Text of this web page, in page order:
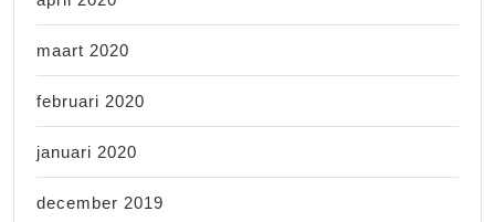
maart 2020
februari 2020
januari 2020
december 2019